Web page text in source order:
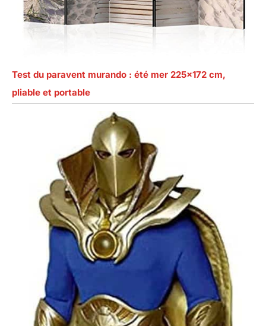
Test du paravent murando : été mer 225×172 cm,
pliable et portable